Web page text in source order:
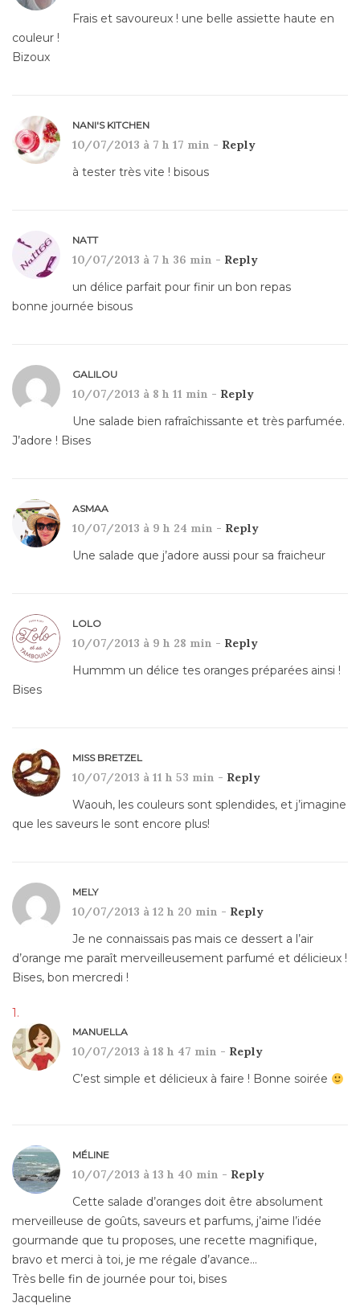
Frais et savoureux ! une belle assiette haute en
couleur !
Bizoux
NANI'S KITCHEN
10/07/2013 à 7 h 17 min - Reply
à tester très vite ! bisous
NATT
10/07/2013 à 7 h 36 min - Reply
un délice parfait pour finir un bon repas
bonne journée bisous
GALILOU
10/07/2013 à 8 h 11 min - Reply
Une salade bien rafraîchissante et très parfumée.
J’adore ! Bises
ASMAA
10/07/2013 à 9 h 24 min - Reply
Une salade que j’adore aussi pour sa fraicheur
LOLO
10/07/2013 à 9 h 28 min - Reply
Hummm un délice tes oranges préparées ainsi !
Bises
MISS BRETZEL
10/07/2013 à 11 h 53 min - Reply
Waouh, les couleurs sont splendides, et j’imagine
que les saveurs le sont encore plus!
MELY
10/07/2013 à 12 h 20 min - Reply
Je ne connaissais pas mais ce dessert a l’air
d’orange me paraît merveilleusement parfumé et délicieux !
Bises, bon mercredi !
MANUELLA
10/07/2013 à 18 h 47 min - Reply
C’est simple et délicieux à faire ! Bonne soirée
MÉLINE
10/07/2013 à 13 h 40 min - Reply
Cette salade d’oranges doit être absolument
merveilleuse de goûts, saveurs et parfums, j’aime l’idée
gourmande que tu proposes, une recette magnifique,
bravo et merci à toi, je me régale d’avance…
Très belle fin de journée pour toi, bises
Jacqueline